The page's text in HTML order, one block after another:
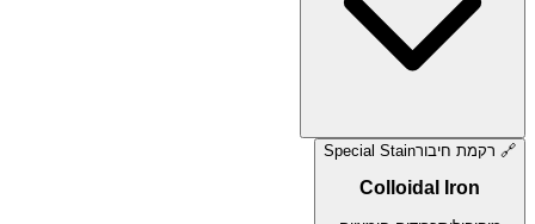
🔗 רקמת חיבורSpecial Stain
Colloidal Iron